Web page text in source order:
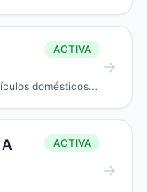
ACTIVA
domésticos
ACTIVA